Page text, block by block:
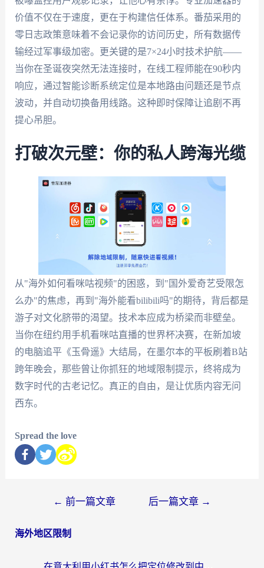
价值不仅在于速度，更在于构建信任体系。番茄采用的
零日志政策意味着不会记录你的访问历史，所有数据传
输经过军事级加密。更关键的是7×24小时技术护航——
当你在圣诞夜突然无法连接时，在线工程师能在90秒内
响应，通过智能诊断系统定位是本地路由问题还是节点
波动，并自动切换备用线路。这种即时保障让追剧不再
提心吊胆。
打破次元壁：你的私人跨海光缆
从"海外如何看咪咕视频"的困惑，到"国外爱奇艺受限怎
么办"的焦虑，再到"海外能看bilibili吗"的期待，背后都是
游子对文化脐带的渴望。技术本应成为桥梁而非壁垒。
当你在纽约用手机看咪咕直播的世界杯决赛，在新加坡
的电脑追平《玉骨遥》大结局，在墨尔本的平板刷着B站
跨年晚会，那些曾让你抓狂的地域限制提示，终将成为
数字时代的古老记忆。真正的自由，是让优质内容无问
西东。
Spread the love
← 前一篇文章 后一篇文章 →
海外地区限制